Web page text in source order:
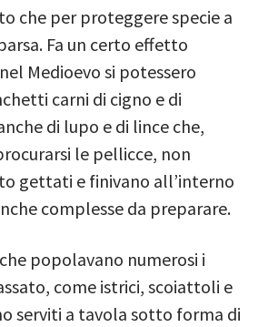
che per proteggere specie a
Fa un certo effetto
Medioevo si potessero
carni di cigno e di
di lupo e di lince che,
le pellicce, non
gettati e finivano all’interno
complesse da preparare.
popolavano numerosi i
come istrici, scoiattoli e
serviti a tavola sotto forma di